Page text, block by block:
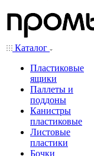
Каталог
Пластиковые
ящики
Паллеты и
поддоны
Канистры
пластиковые
Листовые
пластики
Бочки